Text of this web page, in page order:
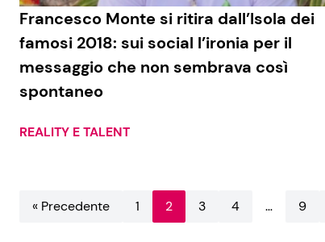
Francesco Monte si ritira dall’Isola dei
famosi 2018: sui social l’ironia per il
messaggio che non sembrava così
spontaneo
REALITY E TALENT
« Precedente 1 2 3 4 … 9